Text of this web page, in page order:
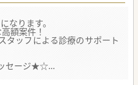
なります。
額案件！
ッフによる診療のサポート
セージ★☆
着した医療を提供してきまし